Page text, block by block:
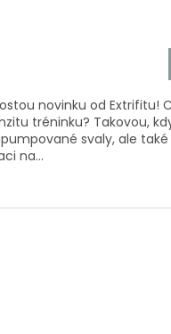
novinku od Extrifitu!
tréninku? Takovou,
svaly, ale také
na...